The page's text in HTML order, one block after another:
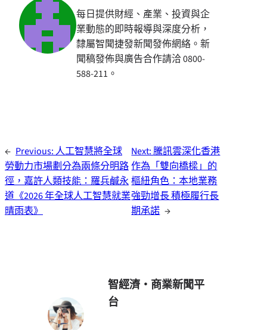
每日提供財經、產業、投資與企
業動態的即時報導與深度分析，
隸屬智聞捷發新聞發佈網絡。新
聞稿發佈與廣告合作請洽 0800-
588-211。
← Previous: 人工智慧將全球
勞動力市場劃分為兩條分明路
徑，嘉許人類技能：羅兵鹹永
道《2026 年全球人工智慧就業
晴雨表》
Next:騰訊雲深化香港
作為「雙向橋樑」的
樞紐角色：本地業務
強勁增長 積極履行長
期承諾 →
智經濟・商業新聞平
台